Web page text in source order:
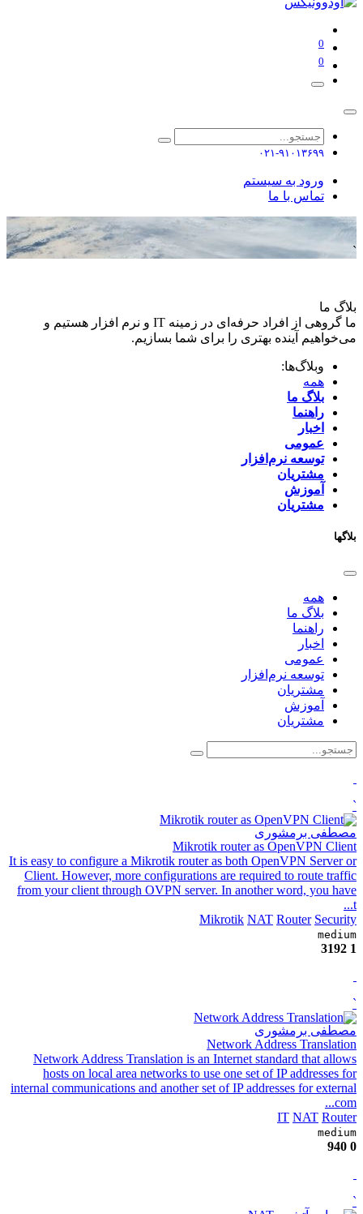
0
0
۰۲۱-۹۱۰۱۳۶۹۹
ورود به سیستم
تماس با ما
`
بلاگ ما
ما گروهی از افراد حرفه‌ای در زمینه IT و نرم افزار هستیم و
می‌خواهیم آینده بهتری را برای شما بسازیم.
وبلاگ‌ها:
همه
بلاگ ما
راهنما
اخبار
عمومی
توسعه نرم‌افزار ​
مشتریان
آموزش
مشتریان
بلاگها
همه
بلاگ ما
راهنما
اخبار
عمومی
توسعه نرم‌افزار ​
مشتریان
آموزش
مشتریان
`
مصطفی برمشوری
Mikrotik router as OpenVPN Client
It is easy to configure a Mikrotik router as both OpenVPN Server or
Client. However, more configurations are required to route traffic
from your client through OVPN server. In another word, you have
t...
Mikrotik NAT Router Security
medium
1
3192
`
مصطفی برمشوری
Network Address Translation
Network Address Translation is an Internet standard that allows
hosts on local area networks to use one set of IP addresses for
internal communications and another set of IP addresses for external
com...
IT NAT Router
medium
0
940
`